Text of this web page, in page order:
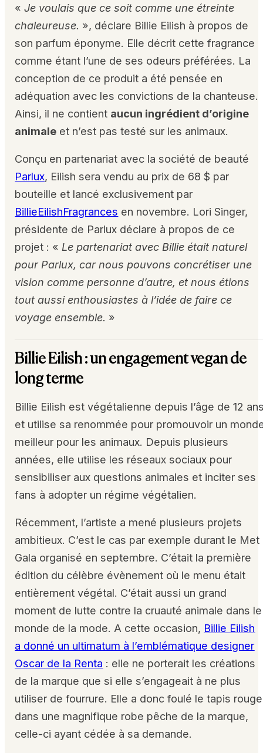
«Je voulais que ce soit comme une étreinte
chaleureuse. », déclare Billie Eilish à propos de
son parfum éponyme. Elle décrit cette fragrance
comme étant l’une de ses odeurs préférées. La
conception de ce produit a été pensée en
adéquation avec les convictions de la chanteuse.
Ainsi, il ne contient aucun ingrédient d’origine
animale et n’est pas testé sur les animaux.
Conçu en partenariat avec la société de beauté
Parlux, Eilish sera vendu au prix de 68 $ par
bouteille et lancé exclusivement par
BillieEilishFragrances en novembre. Lori Singer,
présidente de Parlux déclare à propos de ce
projet : « Le partenariat avec Billie était naturel
pour Parlux, car nous pouvons concrétiser une
vision comme personne d’autre, et nous étions
tout aussi enthousiastes à l’idée de faire ce
voyage ensemble. »
Billie Eilish : un engagement vegan de
long terme
Billie Eilish est végétalienne depuis l’âge de 12
et utilise sa renommée pour promouvoir un
meilleur pour les animaux. Depuis plusieurs
années, elle utilise les réseaux sociaux pour
sensibiliser aux questions animales et inciter ses
fans à adopter un régime végétalien.
Récemment, l’artiste a mené plusieurs projets
ambitieux. C’est le cas par exemple durant le Met
Gala organisé en septembre. C’était la première
édition du célèbre évènement où le menu était
entièrement végétal. C’était aussi un grand
moment de lutte contre la cruauté animale dans le
monde de la mode. A cette occasion, Billie Eilish
a donné un ultimatum à l’emblématique designer
Oscar de la Renta : elle ne porterait les créations
de la marque que si elle s’engageait à ne plus
utiliser de fourrure. Elle a donc foulé le tapis rouge
dans une magnifique robe pêche de la marque,
celle-ci ayant cédée à sa demande.